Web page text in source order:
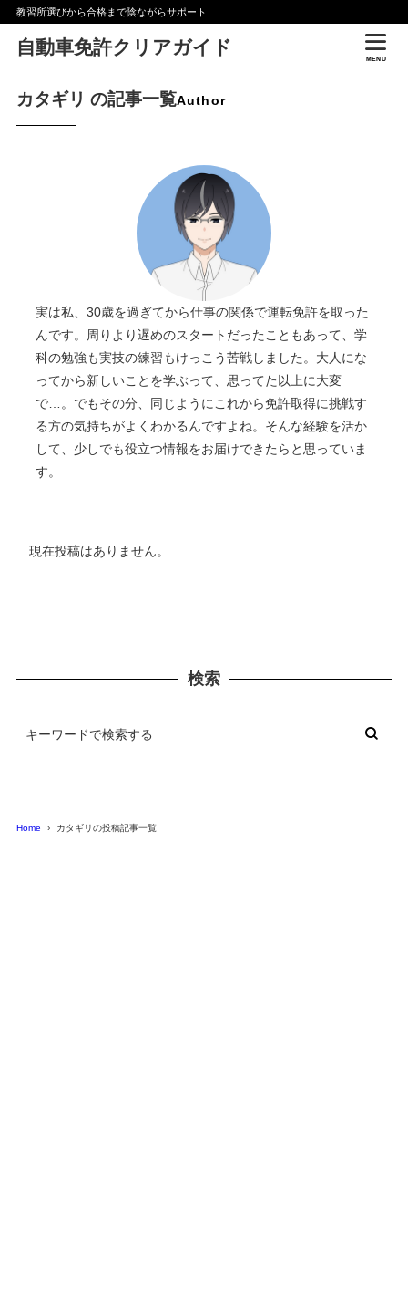
教習所選びから合格まで陰ながらサポート
自動車免許クリアガイド
MENU
カタギリ の記事一覧Author
実は私、30歳を過ぎてから仕事の関係で運転免許を取った
んです。周りより遅めのスタートだったこともあって、学
科の勉強も実技の練習もけっこう苦戦しました。大人にな
ってから新しいことを学ぶって、思ってた以上に大変
で…。でもその分、同じようにこれから免許取得に挑戦す
る方の気持ちがよくわかるんですよね。そんな経験を活か
して、少しでも役立つ情報をお届けできたらと思っていま
す。
現在投稿はありません。
検索
Home カタギリの投稿記事一覧